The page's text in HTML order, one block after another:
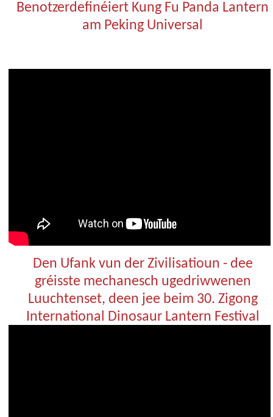
Benotzerdefinéiert Kung Fu Panda Lantern
am Peking Universal
Den Ufank vun der Zivilisatioun - dee
gréisste mechanesch ugedriwwenen
Luuchtenset, deen jee beim 30. Zigong
International Dinosaur Lantern Festival